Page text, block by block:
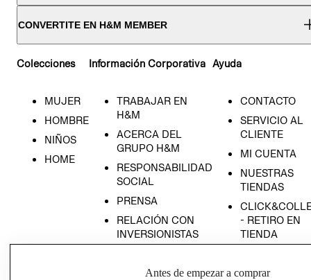
CONVERTITE EN H&M MEMBER
Colecciones
MUJER
HOMBRE
NIÑOS
HOME
Información Corporativa
TRABAJAR EN
H&M
ACERCA DEL
GRUPO H&M
RESPONSABILIDAD
SOCIAL
PRENSA
RELACIÓN CON
INVERSIONISTAS
EMPRESARIAL
Ayuda
CONTACTO
SERVICIO AL
CLIENTE
MI CUENTA
NUESTRAS
TIENDAS
- RETIRO EN
TIENDA
Antes de empezar a comprar